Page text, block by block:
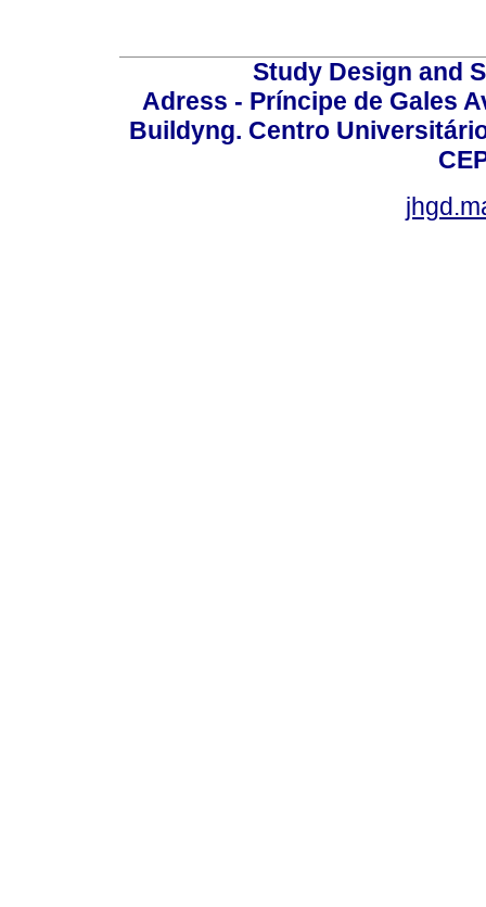
Study Design and
Adress - Príncipe de Gales
Buildyng. Centro